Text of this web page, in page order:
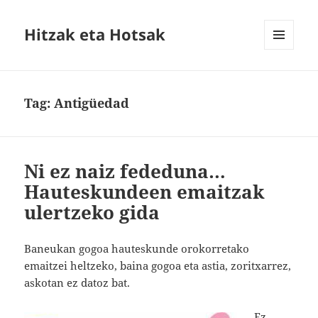
Hitzak eta Hotsak
Tag:Antigüedad
Ni ez naiz fededuna…
Hauteskundeen emaitzak
ulertzeko gida
Baneukan gogoa hauteskunde orokorretako
emaitzei heltzeko, baina gogoa eta astia, zoritxarrez,
askotan ez datoz bat.